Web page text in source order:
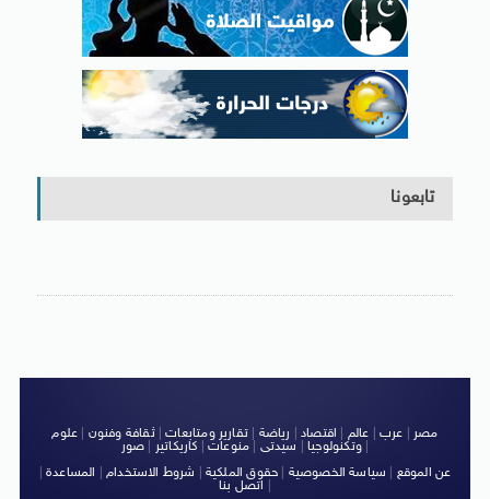
تابعونا
مصر عرب عالم اقتصاد رياضة |تقارير ومتابعات|ثقافة وفنون
علوم
وتكنولوجيا| سيدتى منوعات كاريكاتير صور
|
عن الموقع
سياسة الخصوصية حقوق الملكية شروط الاستخدام| المساعدة|
اتصل بنا